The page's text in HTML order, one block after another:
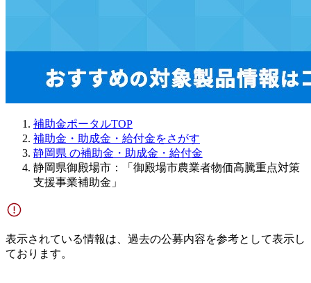
補助金ポータルTOP
補助金・助成金・給付金をさがす
静岡県 の補助金・助成金・給付金
静岡県御殿場市：「御殿場市農業者物価高騰重点対策
支援事業補助金」
表示されている情報は、過去の公募内容を参考として表示し
ております。